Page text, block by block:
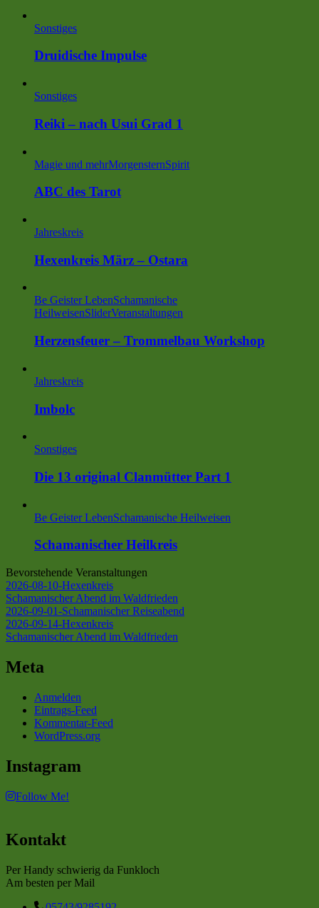
Sonstiges
Druidische Impulse
Sonstiges
Reiki – nach Usui Grad 1
Magie und mehrMorgensternSpirit
ABC des Tarot
Jahreskreis
Hexenkreis März – Ostara
Be Geister LebenSchamanische
HeilweisenSliderVeranstaltungen
Herzensfeuer – Trommelbau Workshop
Jahreskreis
Imbolc
Sonstiges
Die 13 original Clanmütter Part 1
Be Geister LebenSchamanische Heilweisen
Schamanischer Heilkreis
Bevorstehende Veranstaltungen
2026-08-10-Hexenkreis
Schamanischer Abend im Waldfrieden
2026-09-01-Schamanischer Reiseabend
2026-09-14-Hexenkreis
Schamanischer Abend im Waldfrieden
Meta
Anmelden
Eintrags-Feed
Kommentar-Feed
WordPress.org
Instagram
Follow Me!
Kontakt
Per Handy schwierig da Funkloch
Am besten per Mail